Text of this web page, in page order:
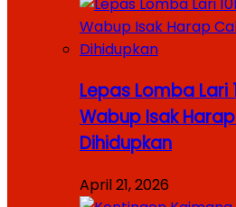
Lepas Lomba Lari
Wabup Isak
Dihidupkan
April 21, 2026